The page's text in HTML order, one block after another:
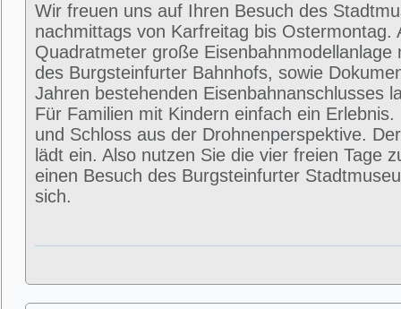
Wir freuen uns auf Ihren Besuch des
nachmittags von Karfreitag bis Ostermontag.
Quadratmeter große Eisenbahnmodellanlage
des Burgsteinfurter Bahnhofs, sowie
Jahren bestehenden Eisenbahnanschlusses
Für Familien mit Kindern einfach ein
und Schloss aus der Drohnenperspektive.
lädt ein. Also nutzen Sie die vier freien Tage
einen Besuch des Burgsteinfurter
sich.